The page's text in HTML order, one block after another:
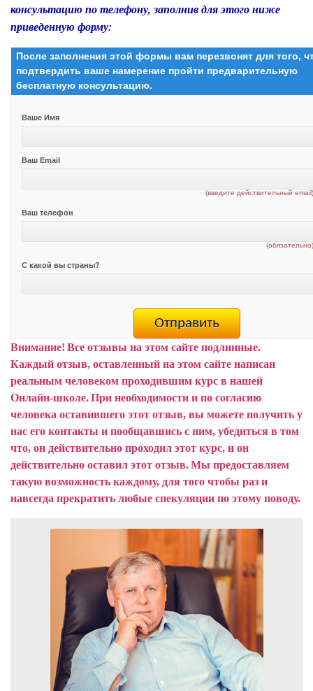
консультацию по телефону, заполнив для этого ниже
приведенную форму:
После заполнения этой формы вам перезвонят для того,
подтвердить ваше намерение пройти предварительную
бесплатную консультацию.
Ваше Имя
Ваш Email
(введите действительный
Ваш телефон
С какой вы страны?
Внимание! Все отзывы на этом сайте подлинные.
Каждый отзыв, оставленный на этом сайте написан
реальным человеком проходившим курс в нашей
Онлайн-школе.При необходимости и по согласию
человека оставившего этот отзыв, вы можете получить у
нас его контакты и пообщавшись с ним, убедиться в том
что, он действительно проходил этот курс, и он
действительно оставил этот отзыв.Мы предоставляем
такую возможность каждому, для того чтобы раз и
навсегда прекратить любые спекуляции по этому поводу.